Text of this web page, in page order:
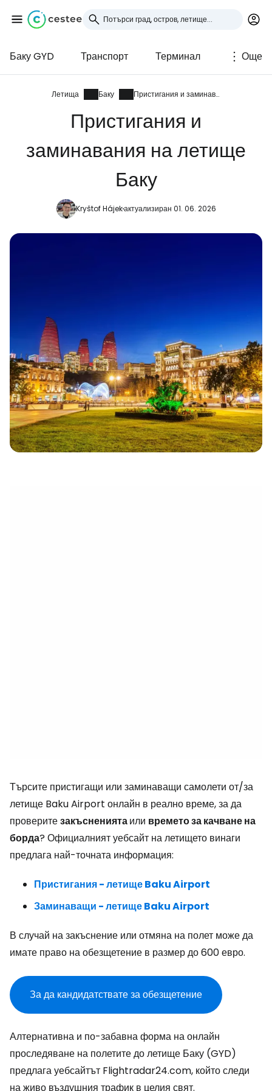
Баку GYD Транспорт Терминал Още
Летища Баку Пристигания и заминавания
Пристигания и
заминавания на летище
Баку
Kryštof Hájekактуализиран 01. 06. 2026
Търсите пристигащи или заминаващи самолети от/за
летище Baku Airport онлайн в реално време, за да
проверитезакъснениятаили времето за качване на
борда? Официалният уебсайт на летището винаги
предлага най-точната информация:
Пристигания - летище Baku Airport
Заминаващи - летище Baku Airport
В случай на закъснение или отмяна на полет може да
имате право на обезщетение в размер до 600 евро.
За да кандидатствате за обезщетение
Алтернативна и по-забавна форма на онлайн
проследяване на полетите до летище Баку (GYD)
предлага уебсайтът Flightradar24.com, който следи
на живо въздушния трафик в целия свят.
Влезте в Cestee
... световната общност на туристите
Продължете с Facebook
Продължете с имейл